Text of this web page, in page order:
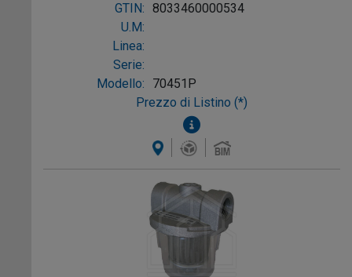
GTIN: 8033460000534
U.M:
Linea:
Serie:
Modello:
70451P
Prezzo di Listino (*)